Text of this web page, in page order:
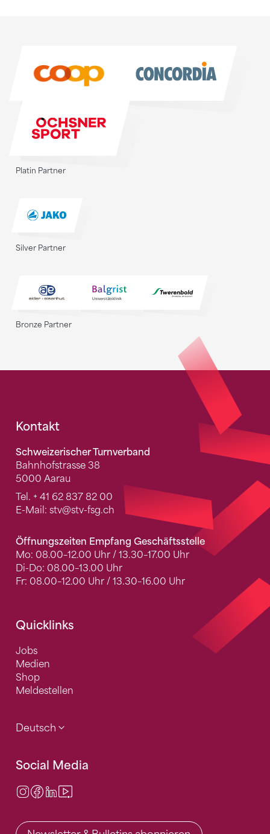
Platin Partner
Silver Partner
Bronze Partner
Fusszeile
Kontakt
Schweizerischer Turnverband
Bahnhofstrasse 38
5000 Aarau
Tel. + 41 62 837 82 00
E-Mail: stv@stv-fsg.ch
Öffnungszeiten Empfang Geschäftsstelle
Mo: 08.00–12.00 Uhr / 13.30–17.00 Uhr
Di-Do: 08.00–13.00 Uhr
Fr: 08.00–12.00 Uhr / 13.30–16.00 Uhr
Quicklinks
Jobs
Medien
Shop
Meldestellen
Deutsch
Social Media
Instagram
Facebook
LinkedIn